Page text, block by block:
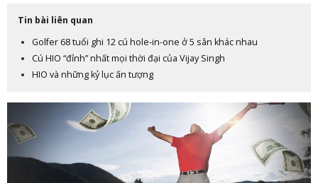
Tin bài liên quan
Golfer 68 tuổi ghi 12 cú hole-in-one ở 5 sân khác nhau
Cú HIO “đỉnh” nhất mọi thời đại của Vijay Singh
HIO và những kỷ lục ấn tượng